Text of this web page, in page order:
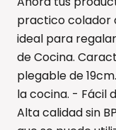
practico colador
ideal para
de Cocina.
plegable de
la cocina. - Fácil
Alta calidad sin